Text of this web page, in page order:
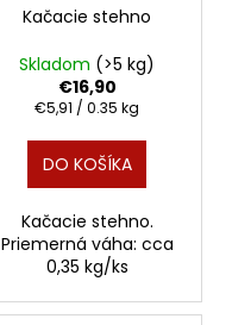
Kačacie stehno
Skladom (>5 kg)
€16,90
Jednotková
€5,91 / 0.35 kg
DO KOŠÍKA
Kačacie stehno.
Priemerná váha: cca
0,35 kg/ks